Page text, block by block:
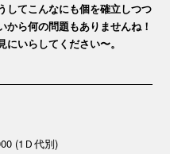
してこんなにも個を確立しつつ
ら何の問題もありませんね！
いらしてください〜。
(1Ｄ代別)